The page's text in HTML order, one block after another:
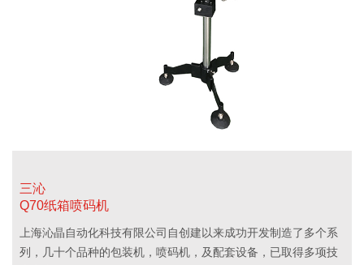
三沁
Q70纸箱喷码机
上海沁晶自动化科技有限公司自创建以来成功开发制造了多个系
列，几十个品种的包装机，喷码机，及配套设备，已取得多项技